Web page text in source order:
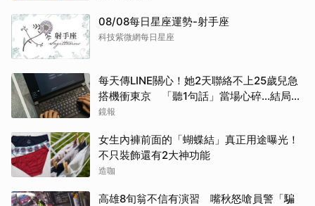
08/08每日星座運勢-射手座
科技紫微網每日星座
每天傳LINE關心！她2天聯絡不上25歲兒急
搭機衝東京 「聽1句話」當場心碎...結局看
哭網
鏡報
女生內褲前面的「蝴蝶結」真正用途曝光！
不只裝飾還有2大神功能
造咖
高雄8旬翁不信有演習 嘴秋怒嗆員警「騙